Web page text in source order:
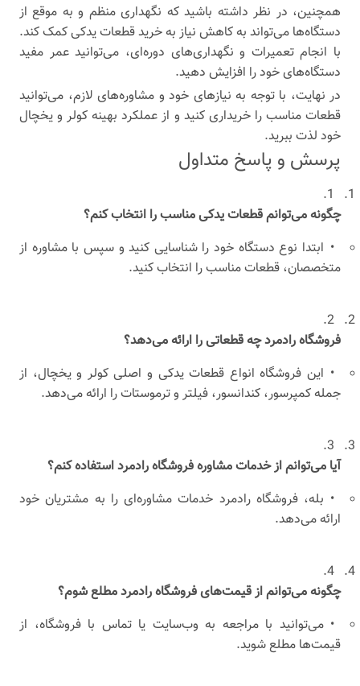
همچنین، در نظر داشته باشید که نگهداری منظم و به موقع از
دستگاه‌ها می‌تواند به کاهش نیاز به خرید قطعات یدکی کمک کند.
با انجام تعمیرات و نگهداری‌های دوره‌ای، می‌توانید عمر مفید
دستگاه‌های خود را افزایش دهید.
در نهایت، با توجه به نیازهای خود و مشاوره‌های لازم، می‌توانید
قطعات مناسب را خریداری کنید و از عملکرد بهینه کولر و یخچال
خود لذت ببرید.
پرسش و پاسخ متداول
1.
چگونه می‌توانم قطعات یدکی مناسب را انتخاب کنم؟
• ابتدا نوع دستگاه خود را شناسایی کنید و سپس با مشاوره از
متخصصان، قطعات مناسب را انتخاب کنید.
2.
فروشگاه رادمرد چه قطعاتی را ارائه می‌دهد؟
• این فروشگاه انواع قطعات یدکی و اصلی کولر و یخچال، از
جمله کمپرسور، کندانسور، فیلتر و ترموستات را ارائه می‌دهد.
3.
آیا می‌توانم از خدمات مشاوره فروشگاه رادمرد استفاده کنم؟
• بله، فروشگاه رادمرد خدمات مشاوره‌ای را به مشتریان خود
ارائه می‌دهد.
4.
چگونه می‌توانم از قیمت‌های فروشگاه رادمرد مطلع شوم؟
• می‌توانید با مراجعه به وب‌سایت یا تماس با فروشگاه، از
قیمت‌ها مطلع شوید.